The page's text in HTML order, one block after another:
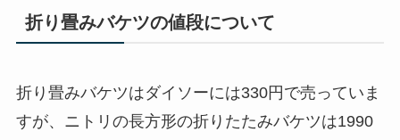
折り畳みバケツの値段について
折り畳みバケツはダイソーには330円で売っていま
すが、ニトリの長方形の折りたたみバケツは1990